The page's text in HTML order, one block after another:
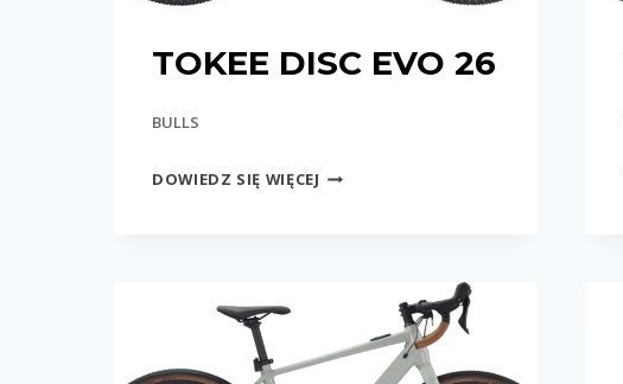
TOKEE DISC EVO 26
BULLS
DOWIEDZ SIĘ WIĘCEJ TOKEE